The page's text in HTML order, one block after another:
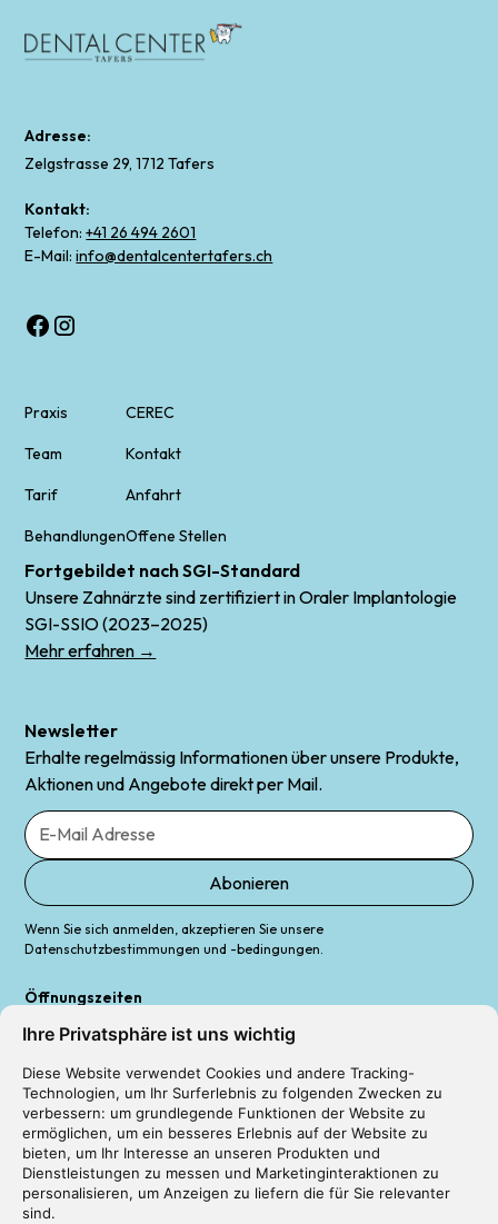
Ihre Privatsphäre ist uns wichtig
Diese Website verwendet Cookies und andere Tracking-
Technologien, um Ihr Surferlebnis zu folgenden Zwecken zu
verbessern: um grundlegende Funktionen der Website zu
ermöglichen, um ein besseres Erlebnis auf der Website zu
bieten, um Ihr Interesse an unseren Produkten und
Dienstleistungen zu messen und Marketinginteraktionen zu
personalisieren, um Anzeigen zu liefern die für Sie relevanter
sind.
Adresse:
Zelgstrasse 29, 1712 Tafers
Kontakt:
Telefon:+41 26 494 2601
E-Mail:info@dentalcentertafers.ch
Praxis
Team
Tarif
Behandlungen
CEREC
Kontakt
Anfahrt
Offene Stellen
Fortgebildet nach SGI-Standard
Unsere Zahnärzte sind zertifiziert in Oraler Implantologie
SGI-SSIO (2023–2025)
Mehr erfahren →
Newsletter
Erhalte regelmässig Informationen über unsere Produkte,
Aktionen und Angebote direkt per Mail.
Wenn Sie sich anmelden, akzeptieren Sie unsere
Datenschutzbestimmungen und -bedingungen.
Öffnungszeiten
Di+Mi: 08.00 – 13.00 Uhr | 14.00 – 18.00 Uhr
Do: 08.00 – 13.00 Uhr | 14.00 – 17.00 Uhr
Sa: 08.00 – 13.00 Uhr |(nach Vereinbarung)
Impressum